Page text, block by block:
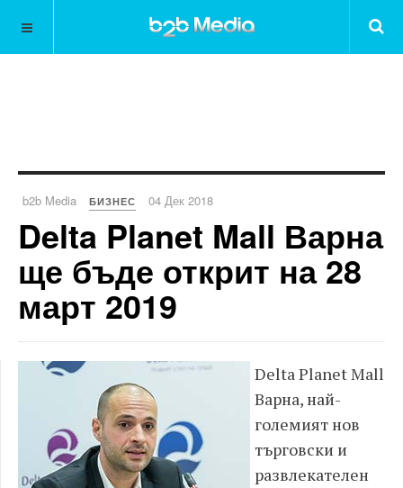
b2b Media БИЗНЕС 04 Дек 2018
Delta Planet Mall Варна
ще бъде открит на 28
март 2019
Delta Planet Mall
Варна, най-
големият нов
търговски и
развлекателен